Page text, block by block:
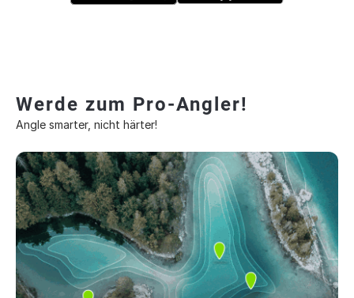
Werde zum Pro-Angler!
Angle smarter, nicht härter!